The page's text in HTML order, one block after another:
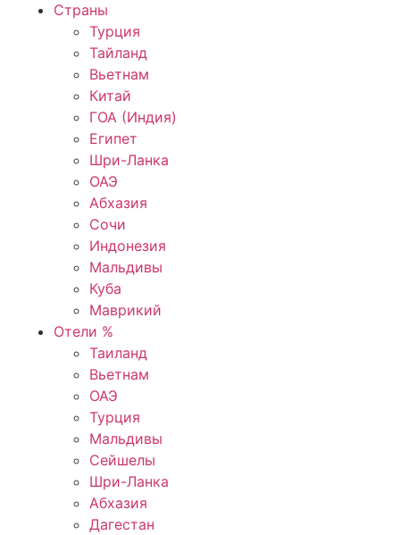
Страны
Турция
Тайланд
Вьетнам
Китай
ГОА (Индия)
Египет
Шри-Ланка
ОАЭ
Абхазия
Сочи
Индонезия
Мальдивы
Куба
Маврикий
Отели %
Таиланд
Вьетнам
ОАЭ
Турция
Мальдивы
Сейшелы
Шри-Ланка
Абхазия
Дагестан